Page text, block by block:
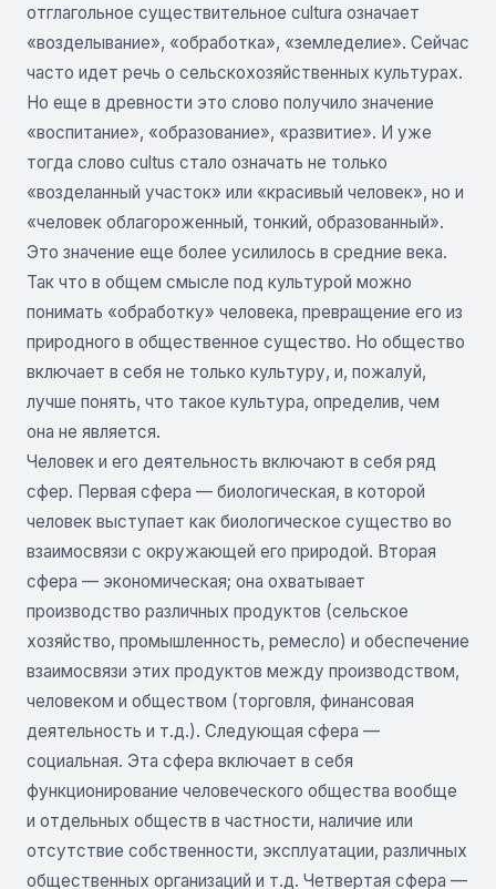
отглагольное существительное cultura означает
«возделывание», «обработка», «земледелие». Сейчас
часто идет речь о сельскохозяйственных культурах.
Но еще в древности это слово получило значение
«воспитание», «образование», «развитие». И уже
тогда слово cultus стало означать не только
«возделанный участок» или «красивый человек», но и
«человек облагороженный, тонкий, образованный».
Это значение еще более усилилось в средние века.
Так что в общем смысле под культурой можно
понимать «обработку» человека, превращение его из
природного в общественное существо. Но общество
включает в себя не только культуру, и, пожалуй,
лучше понять, что такое культура, определив, чем
она не является.
Человек и его деятельность включают в себя ряд
сфер. Первая сфера — биологическая, в которой
человек выступает как биологическое существо во
взаимосвязи с окружающей его природой. Вторая
сфера — экономическая; она охватывает
производство различных продуктов (сельское
хозяйство, промышленность, ремесло) и обеспечение
взаимосвязи этих продуктов между производством,
человеком и обществом (торговля, финансовая
деятельность и т.д.). Следующая сфера —
социальная. Эта сфера включает в себя
функционирование человеческого общества вообще
и отдельных обществ в частности, наличие или
отсутствие собственности, эксплуатации, различных
общественных организаций и т.д. Четвертая сфера —